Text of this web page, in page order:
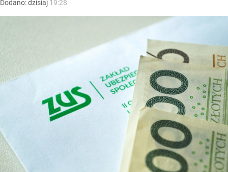
Dodano:dzisiaj 19:28